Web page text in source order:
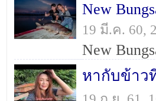
New
19 มี.ค. 60,
New
หากับข้าว